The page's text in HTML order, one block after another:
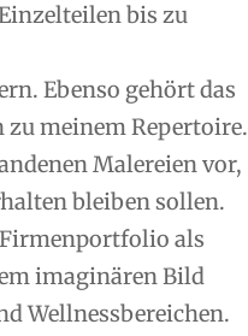
bis zu
Ebenso gehört das
meinem Repertoire.
Malereien vor,
bleiben sollen.
als
imaginären Bild
Wellnessbereichen.